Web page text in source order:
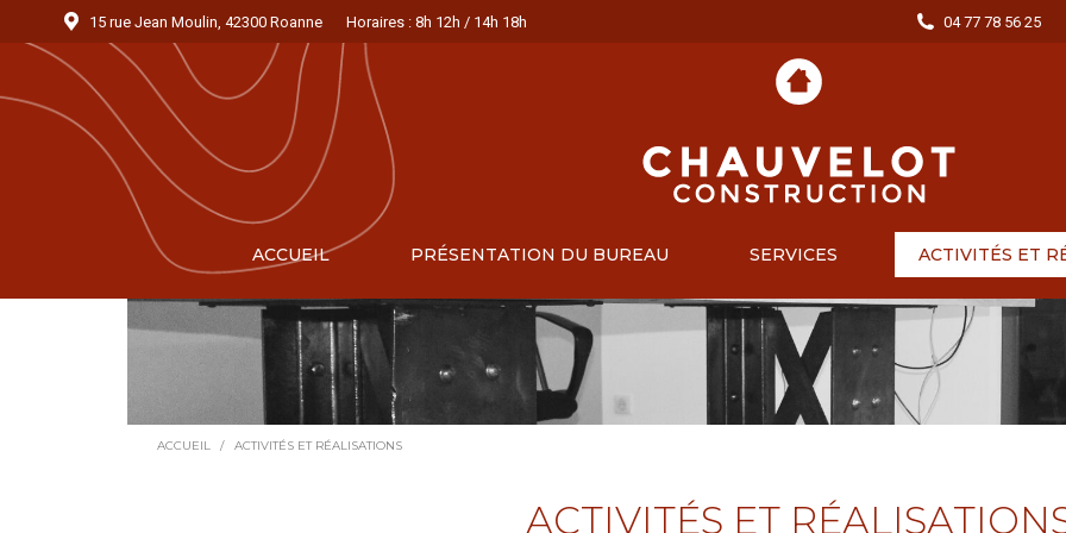
15 rue Jean Moulin, 42300 Roanne Horaires : 8h 12h / 14h 18h 04 77 78 56 25
ACCUEIL PRÉSENTATION DU BUREAU SERVICES ACTIVITÉS ET
Vous êtes ici :
ACCUEIL ACTIVITÉS ET RÉALISATIONS
ACTIVITÉS ET